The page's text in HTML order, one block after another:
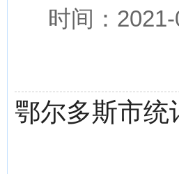
时间：
鄂尔多斯市统